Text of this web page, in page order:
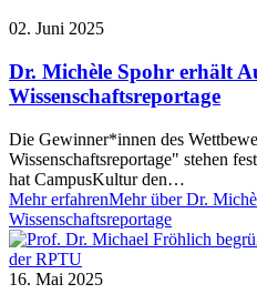
02. Juni 2025
Dr. Michèle Spohr erhält
Wissenschaftsreportage
Die Gewinner*innen des
Wissenschaftsreportage" stehen
hat CampusKultur den…
Mehr erfahrenMehr über Dr.
Wissenschaftsreportage
16. Mai 2025